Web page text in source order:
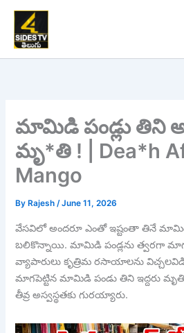
Skip
content
మామిడి పండ్లు తిని
మృ*తి ! | Dea*h
Mango
By Rajesh/June 11, 2026
వేసవిలో అందరూ ఎంతో ఇష్టంతా తినే మామిడి
బలికొన్నాయి. మామిడి పండ్లను త్వరగా
వ్యాపారులు కృత్రిమ రసాయాలను
మాగపెట్టిన మామిడి పండు తిని ఇద్దరు మృతి
తీవ్ర అస్వస్థతకు గురయ్యారు.